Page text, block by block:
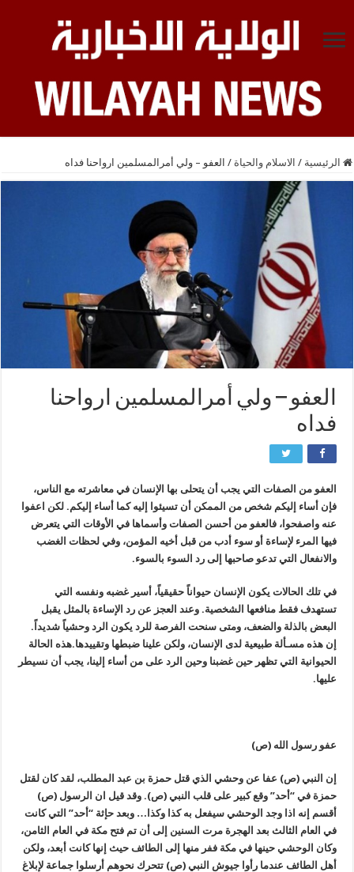
الرئيسية / الاسلام والحياة / العفو – ولي أمرالمسلمين ارواحنا فداه
العفو – ولي أمرالمسلمين ارواحنا
فداه
العفو من الصفات التي يجب أن يتحلى بها الإنسان في معاشرته مع الناس،
فإن أساء إليكم شخص من الممكن أن تسيئوا إليه كما أساء إليكم. لكن اعفوا
عنه واصفحوا، فالعفو من أحسن الصفات وأسماها في الأوقات التي يتعرض
فيها المرء لإساءة أو سوء أدب من قبل أخيه المؤمن، وفي لحظات الغضب
والانفعال التي تدعو صاحبها إلى رد السوء بالسوء.
في تلك الحالات يكون الإنسان حيواناً حقيقياً، أسير غضبه ونفسه التي
تستهدف فقط منافعها الشخصية. وعند العجز عن رد الإساءة بالمثل يقبل
البعض بالذلة والضعف، ومتى سنحت الفرصة للرد يكون الرد وحشياً شديداً.
إن هذه مسـألة طبيعية لدى الإنسان، ولكن علينا ضبطها وتقييدها.هذه الحالة
الحيوانية التي تظهر حين غضبنا وحين الرد على من أساء إلينا، يجب أن نسيطر
عليها.
عفو رسول الله (ص)
إن النبي (ص) عفا عن وحشي الذي قتل حمزة بن عبد المطلب، لقد كان لقتل
حمزة في “أحد” وقع كبير على قلب النبي (ص). وقد قيل ان الرسول (ص)
أقسم إنه اذا وجد الوحشي سيفعل به كذا وكذا… وبعد حإثة “أحد” التي كانت
في العام الثالث بعد الهجرة مرت السنين إلى أن تم فتح مكة في العام الثامن،
وكان الوحشي حينها في مكة ففر منها إلى الطائف حيث إنها كانت أبعد، ولكن
أهل الطائف عندما رأوا جيوش النبي (ص) تتحرك نحوهم أرسلوا جماعة لإبلاغ